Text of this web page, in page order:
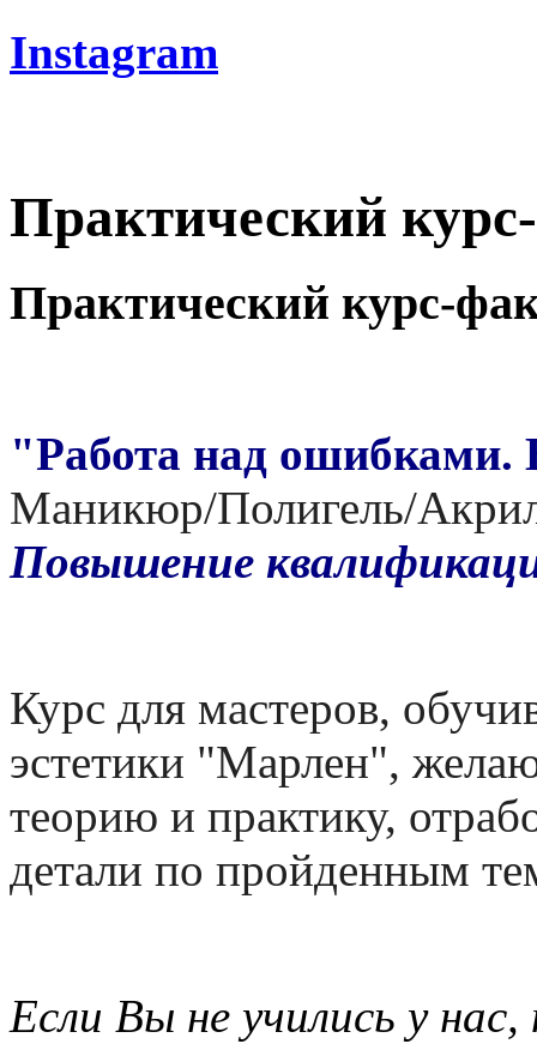
Instagram
Практический
Практический курс-
"Работа над
Маникюр/Полигель/
Повышение
Курс для мастеров,
эстетики "Марлен",
теорию и практику,
детали по пройденным
Если Вы не учились у